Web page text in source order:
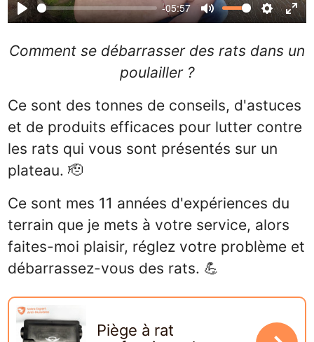
Play
-05:57
Mute
Comment se débarrasser des rats dans un
poulailler ?
Ce sont des tonnes de conseils, d'astuces
et de produits efficaces pour lutter contre
les rats qui vous sont présentés sur un
plateau. 🫡
Ce sont mes 11 années d'expériences du
terrain que je mets à votre service, alors
faites-moi plaisir, réglez votre problème et
débarrassez-vous des rats. 💪
Piège à rat